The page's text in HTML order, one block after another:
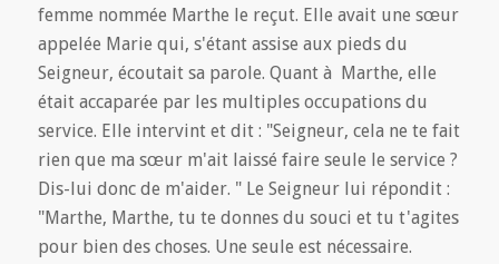
femme nommée Marthe le reçut. Elle avait une sœur
appelée Marie qui, s'étant assise aux pieds du
Seigneur, écoutait sa parole. Quant à Marthe, elle
était accaparée par les multiples occupations du
service. Elle intervint et dit : "Seigneur, cela ne te fait
rien que ma sœur m'ait laissé faire seule le service ?
Dis-lui donc de m'aider. " Le Seigneur lui répondit :
"Marthe, Marthe, tu te donnes du souci et tu t'agites
pour bien des choses. Une seule est nécessaire.